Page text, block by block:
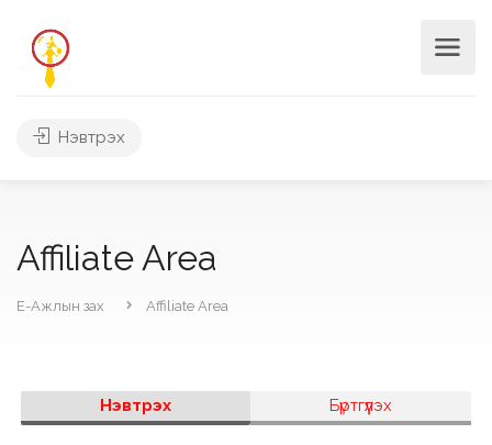
Нэвтрэх
Affiliate Area
Е-Ажлын зах Affiliate Area
Нэвтрэх Бүртгүүлэх